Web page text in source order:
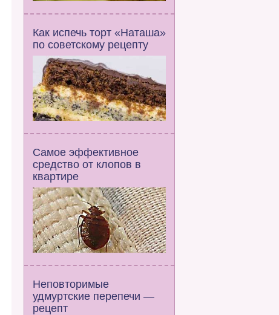
Как испечь торт «Наташа»
по советскому рецепту
Самое эффективное
средство от клопов в
квартире
Неповторимые
удмуртские перепечи —
рецепт